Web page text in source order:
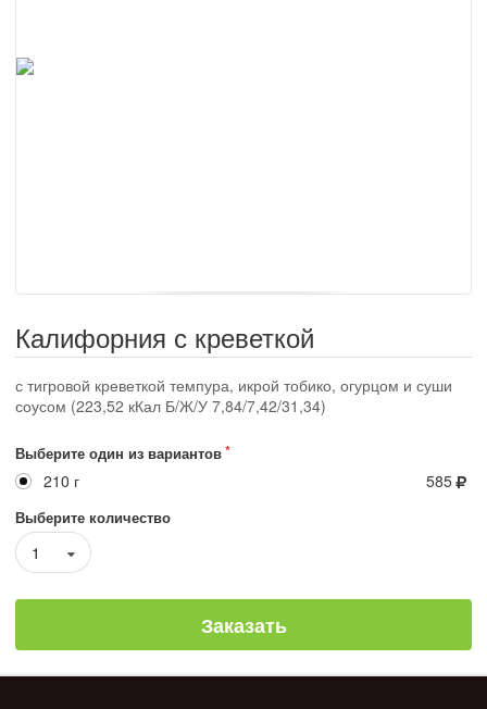
Калифорния с креветкой
с тигровой креветкой темпура, икрой тобико, огурцом и суши
соусом (223,52 кКал Б/Ж/У 7,84/7,42/31,34)
Выберите один из вариантов
210 г 585
Выберите количество
1
Заказать